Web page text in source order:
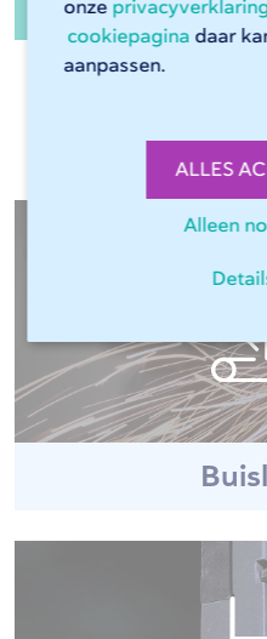
onze
cookiepagina daar
aanpassen.
ALLES
Alleen
Meer over
Meer